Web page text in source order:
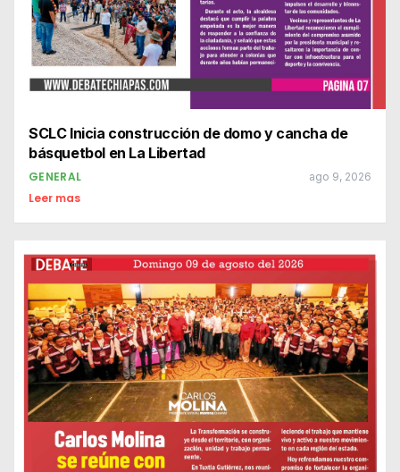
SCLC Inicia construcción de domo y cancha de
básquetbol en La Libertad
GENERAL ago 9, 2026
Leer mas